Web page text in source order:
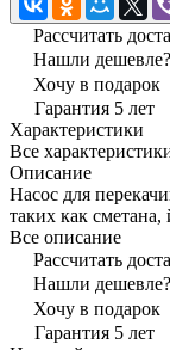
Рассчитать
Нашли дешевле?
Хочу в подарок
Гарантия 5 лет
Характеристики
Все
Описание
Насос для
таких как
Все описание
Рассчитать
Нашли дешевле?
Хочу в подарок
Гарантия 5 лет